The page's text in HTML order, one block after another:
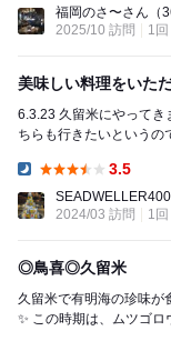
福岡のさ〜さん （
2025/10 訪問
1回
美味しい料理をいた
6.3.23 久留米にやってきました。先ほど五十番さんで餃子を頂き妻がこ
ちらも行きたいというの
3.5
2024/03 訪問
1回
◎鳥喜◎久留米
久留米で有明海の珍味が食べられるお店と
✨ この時期は、ムツゴロウちゃんは いないよね️ 【ワラスボ】これは、見